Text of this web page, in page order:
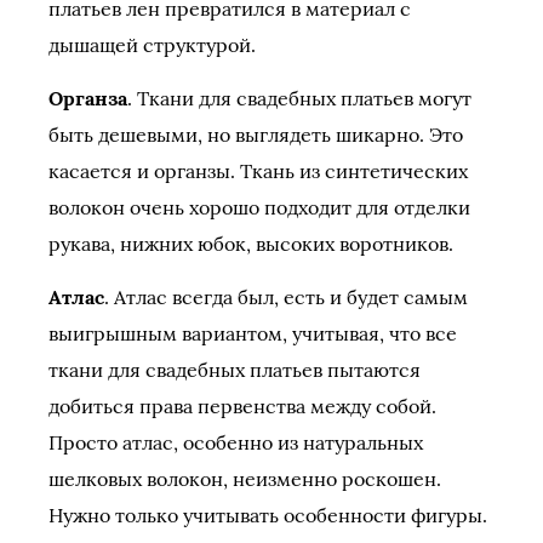
платьев лен превратился в материал с
дышащей структурой.
Органза. Ткани для свадебных платьев могут
быть дешевыми, но выглядеть шикарно. Это
касается и органзы. Ткань из синтетических
волокон очень хорошо подходит для отделки
рукава, нижних юбок, высоких воротников.
Атлас. Атлас всегда был, есть и будет самым
выигрышным вариантом, учитывая, что все
ткани для свадебных платьев пытаются
добиться права первенства между собой.
Просто атлас, особенно из натуральных
шелковых волокон, неизменно роскошен.
Нужно только учитывать особенности фигуры.